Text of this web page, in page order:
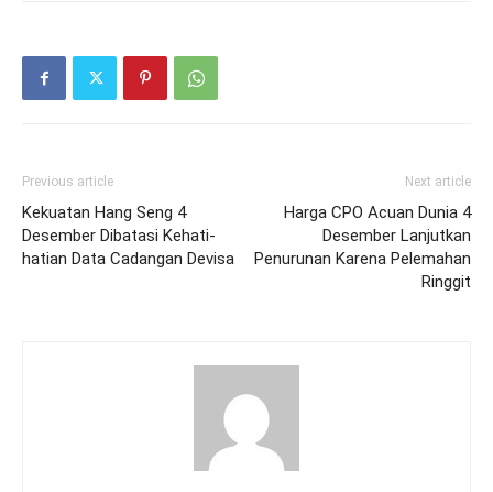
Previous article
Kekuatan Hang Seng 4
Desember Dibatasi Kehati-
hatian Data Cadangan Devisa
Next article
Harga CPO Acuan Dunia 4
Desember Lanjutkan
Penurunan Karena Pelemahan
Ringgit